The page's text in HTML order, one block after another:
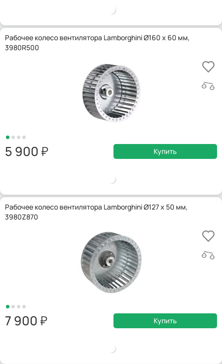
Рабочее колесо вентилятора Lamborghini Ø160 x 60 мм,
3980R500
5 900 Купить
Рабочее колесо вентилятора Lamborghini Ø127 x 50 мм,
3980Z870
7 900 Купить